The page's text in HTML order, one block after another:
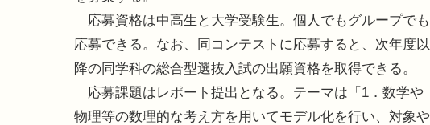
応募資格は中高生と大学受験生。個人でもグループでも
応募できる。なお、同コンテストに応募すると、次年度以
降の同学科の総合型選抜入試の出願資格を取得できる。
応募課題はレポート提出となる。テーマは「1．数学や
物理等の数理的な考え方を用いてモデル化を行い、対象や